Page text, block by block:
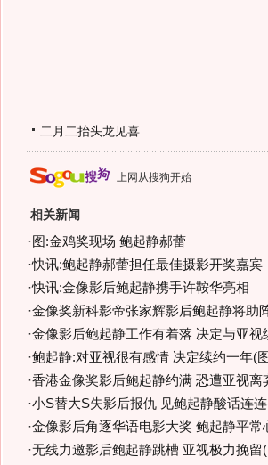
二月二抬头龙见喜
上网从搜狗开始
相关新闻
· 图:金鸡奖现场 鲍起静郝蕾
·快讯:鲍起静郝蕾担任最佳摄影开奖嘉宾
·快讯:金像影后鲍起静携手许鞍华亮相
·金像奖新科影帝张家辉影后鲍起静将助
·金像影后鲍起静工作有着落 决定与亚视
·鲍起静:对亚视很有感情 决定续约一年(
·香港金像奖影后鲍起静约满 恐遭亚视离
·小S替大S失影后报仇 见鲍起静酸话连
·金像影后角逐华语电影大奖 鲍起静平常
·无线力邀影后鲍起静跳槽 亚视极力挽留